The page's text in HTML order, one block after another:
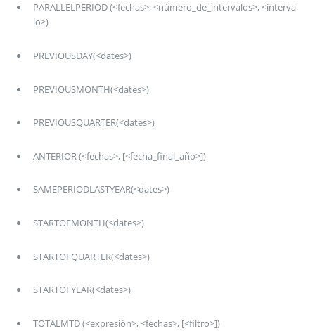
PARALLELPERIOD (<fechas>, <número_de_intervalos>, <interva
lo>)
PREVIOUSDAY(<dates>)
PREVIOUSMONTH(<dates>)
PREVIOUSQUARTER(<dates>)
ANTERIOR (<fechas>, [<fecha_final_año>])
SAMEPERIODLASTYEAR(<dates>)
STARTOFMONTH(<dates>)
STARTOFQUARTER(<dates>)
STARTOFYEAR(<dates>)
TOTALMTD (<expresión>, <fechas>, [<filtro>])